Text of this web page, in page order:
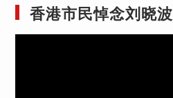
香港市民悼念刘晓波